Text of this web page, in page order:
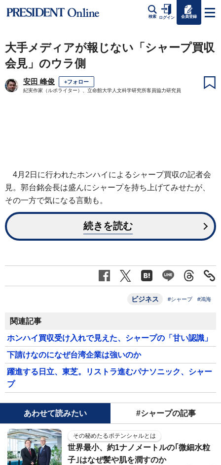
検索 ログイン 会員登録
大手メディアが報じない「シャープ買収
会見」のウラ側
安田 峰俊 +フォロー
紀実作家（ルポライター）、立命館大学人文科学研究所客員協力研究員
4月2日に行われたホンハイによるシャープ買収の記者会
見。郭台銘会長は盛んにシャープを持ち上げてみせたが、
その一方で気になる言動も。
続きを読む
ビジネス #シャープ #鴻海
関連記事
ホンハイ買収受け入れで見えた、シャープの「甘い認識」
下請けなのになぜ台湾企業は強いのか
躍進する日立、東芝。リストラ進むパナソニック、シャー
プ
あわせて読みたい #シャープの記事
その秘めたるポテンシャルとは
世界最小、約1ナノメートルの｢微細水粒
子｣はなぜ髪や肌を潤すのか